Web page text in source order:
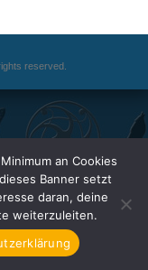
reserved.
an Cookies
Banner setzt
daran, deine
weiterzuleiten.